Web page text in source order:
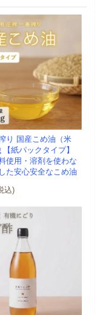
り 国産こめ油（米
紙パックタイプ】
使用・溶剤を使わな
た安心安全なこめ油
込)